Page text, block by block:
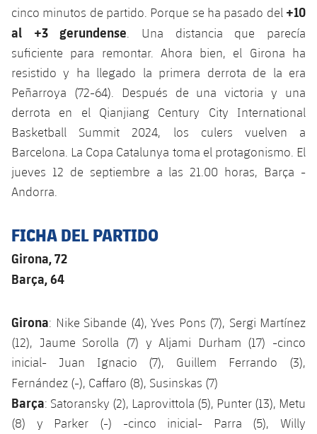
Agenda
Calendario
Resultados
Clasificaciones
Jugadores
Calendario
Resultados
Clasificaciones
Noticias
Hockey Hierba Masculino
Hockey Hierba Femenino
Patinaje artístico
plusicon
más
Actualidad
Plantilla
Agenda
Escuela de Patinaje
Rugby
plusicon
Actualidad
Jugadores
Resultados
Clasificaciones
Voleibol
Noticias
Apúntate a las amateurs
Carnet de las Secciones Amateurs
PLUSICON
MÁS
League of Legends
VALORANT Rising
VALORANT Game Changers
eFootball
cinco minutos de partido. Porque se ha pasado del +10
al +3 gerundense . Una distancia que parecía
suficiente para remontar. Ahora bien, el Girona ha
resistido y ha llegado la primera derrota de la era
Peñarroya (72-64). Después de una victoria y una
derrota en el Qianjiang Century City International
Basketball Summit 2024, los culers vuelven a
Barcelona. La Copa Catalunya toma el protagonismo. El
jueves 12 de septiembre a las 21.00 horas, Barça -
Andorra.
FICHA DEL PARTIDO
Girona, 72
Barça, 64
Girona: Nike Sibande (4), Yves Pons (7), Sergi Martínez
(12), Jaume Sorolla (7) y Aljami Durham (17) -cinco
inicial- Juan Ignacio (7), Guillem Ferrando (3),
Fernández (-), Caffaro (8), Susinskas (7)
Barça: Satoransky (2), Laprovittola (5), Punter (13), Metu
(8) y Parker (-) -cinco inicial- Parra (5), Willy